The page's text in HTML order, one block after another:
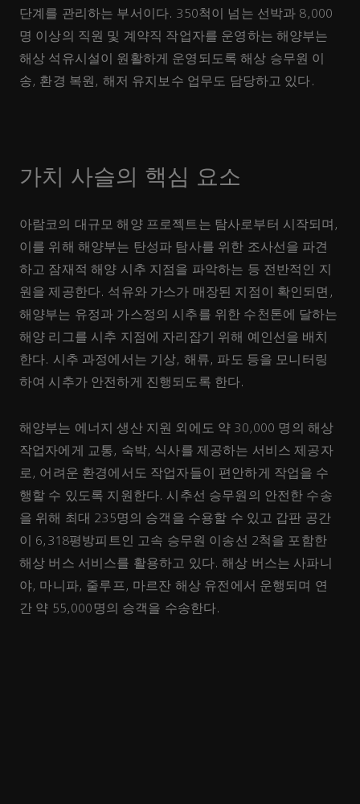
단계를 관리하는 부서이다. 350척이 넘는 선박과 8,000
명 이상의 직원 및 계약직 작업자를 운영하는 해양부는
해상 석유시설이 원활하게 운영되도록 해상 승무원 이
송, 환경 복원, 해저 유지보수 업무도 담당하고 있다.
가치 사슬의 핵심 요소
아람코의 대규모 해양 프로젝트는 탐사로부터 시작되며,
이를 위해 해양부는 탄성파 탐사를 위한 조사선을 파견
하고 잠재적 해양 시추 지점을 파악하는 등 전반적인 지
원을 제공한다. 석유와 가스가 매장된 지점이 확인되면,
해양부는 유정과 가스정의 시추를 위한 수천톤에 달하는
해양 리그를 시추 지점에 자리잡기 위해 예인선을 배치
한다. 시추 과정에서는 기상, 해류, 파도 등을 모니터링
하여 시추가 안전하게 진행되도록 한다.
해양부는 에너지 생산 지원 외에도 약 30,000 명의 해상
작업자에게 교통, 숙박, 식사를 제공하는 서비스 제공자
로, 어려운 환경에서도 작업자들이 편안하게 작업을 수
행할 수 있도록 지원한다. 시추선 승무원의 안전한 수송
을 위해 최대 235명의 승객을 수용할 수 있고 갑판 공간
이 6,318평방피트인 고속 승무원 이송선 2척을 포함한
해상 버스 서비스를 활용하고 있다. 해상 버스는 사파니
야, 마니파, 줄루프, 마르잔 해상 유전에서 운행되며 연
간 약 55,000명의 승객을 수송한다.